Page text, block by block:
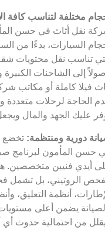
مختلفة لتناسب كافة
نقل أثاث في حسن
السيارات، بدءًا من
تناسب نقل محتويات
إلى الشاحنات
فيلا كاملة أو مكاتب
الحاجة لرحلات متعددة
عليك الجهد والمال
دورية ومنتظمة: تخضع
حسن المأمون لبرنامج
أيدي فنيين متخصصين.
الروتيني، بل تشمل
أنظمة التعليق،
يضمن أعلى
من احتمالية حدوث